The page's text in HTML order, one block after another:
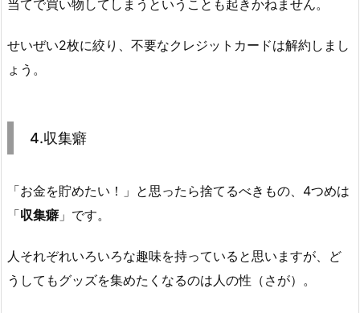
当てで買い物してしまうということも起きかねません。
せいぜい2枚に絞り、不要なクレジットカードは解約しまし
ょう。
4.収集癖
「お金を貯めたい！」と思ったら捨てるべきもの、4つめは
「収集癖 」です。
人それぞれいろいろな趣味を持っていると思いますが、ど
うしてもグッズを集めたくなるのは人の性（さが）。